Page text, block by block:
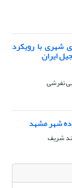
شهری با رویکرد
ایران
تفرشی
شهر مشهد
شریف